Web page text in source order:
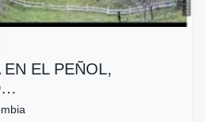
EL PEÑOL,